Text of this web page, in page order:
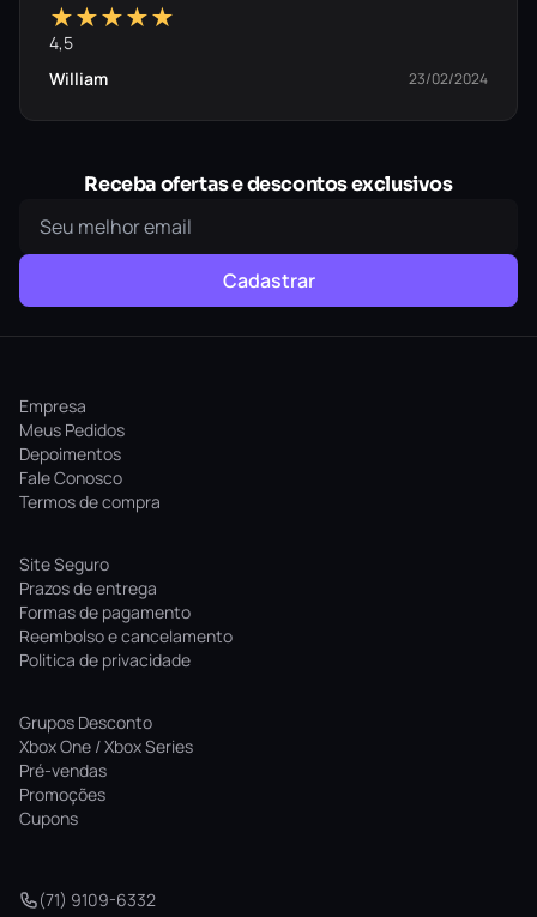
★★★★★
4,5
William
23/02/2024
Receba ofertas e descontos exclusivos
Cadastrar
Empresa
Meus Pedidos
Depoimentos
Fale Conosco
Termos de compra
Site Seguro
Prazos de entrega
Formas de pagamento
Reembolso e cancelamento
Politica de privacidade
Grupos Desconto
Xbox One / Xbox Series
Pré-vendas
Promoções
Cupons
(71) 9109-6332